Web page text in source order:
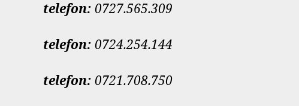
telefon: 0727.565.309
telefon: 0724.254.144
telefon: 0721.708.750